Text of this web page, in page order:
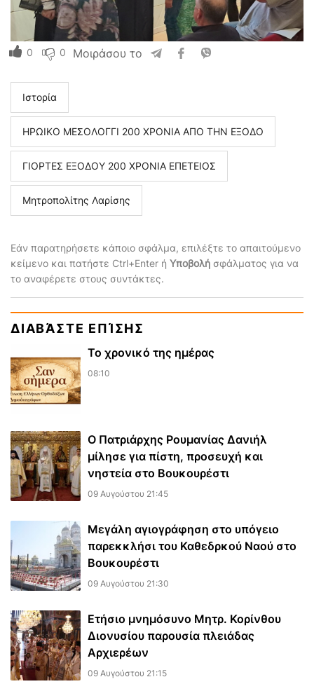
0 0 Μοιράσου το
Ιστορία
ΗΡΩΙΚΟ ΜΕΣΟΛΟΓΓΙ 200 ΧΡΟΝΙΑ ΑΠΟ ΤΗΝ ΕΞΟΔΟ
ΓΙΟΡΤΕΣ ΕΞΟΔΟΥ 200 ΧΡΟΝΙΑ ΕΠΕΤΕΙΟΣ
Μητροπολίτης Λαρίσης
Εάν παρατηρήσετε κάποιο σφάλμα, επιλέξτε το απαιτούμενο
κείμενο και πατήστε Ctrl+Enter ή Υποβολή σφάλματος για να
το αναφέρετε στους συντάκτες.
ΔΙΑΒΆΣΤΕ ΕΠΊΣΗΣ
Το χρονικό της ημέρας
08:10
Ο Πατριάρχης Ρουμανίας Δανιήλ
μίλησε για πίστη, προσευχή και
νηστεία στο Βουκουρέστι
09 Αυγούστου 21:45
Μεγάλη αγιογράφηση στο υπόγειο
παρεκκλήσι του Καθεδρκού Ναού στο
Βουκουρέστι
09 Αυγούστου 21:30
Ετήσιο μνημόσυνο Μητρ. Κορίνθου
Διονυσίου παρουσία πλειάδας
Αρχιερέων
09 Αυγούστου 21:15